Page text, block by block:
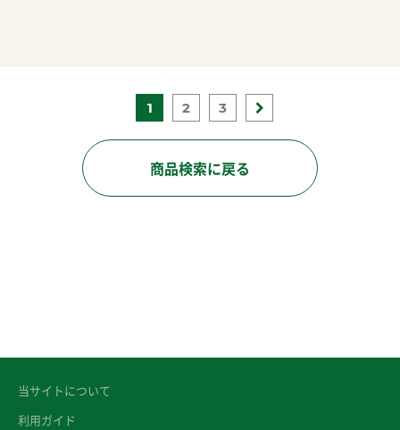
1 2 3
商品検索に戻る
当サイトについて
利用ガイド